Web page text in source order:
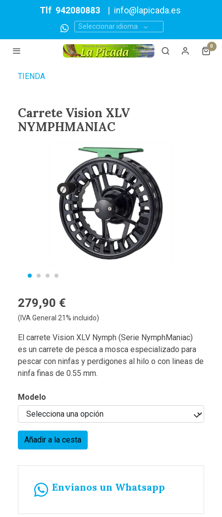
Tlf 942080883 info@lapicada.es
Seleccionar idioma
0
TIENDA
Carrete Vision XLV
NYMPHMANIAC
279,90 €
(IVA General 21% incluido)
El carrete Vision XLV Nymph (Serie NymphManiac)
es un carrete de pesca a mosca especializado para
pescar con ninfas y perdigones al hilo o con lineas de
ninfa finas de 0.55 mm.
Modelo
Añadir a la cesta
Envíanos un Whatsapp